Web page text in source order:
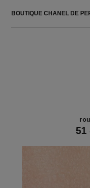
BOUTIQUE CHANEL DE
51